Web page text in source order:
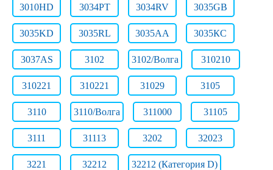
3010HD 3034PT 3034RV 3035GB
3035KD 3035RL 3035АА 3035КС
3037AS 3102 3102/Волга 310210
310221 310221 31029 3105
3110 3110/Волга 311000 31105
3111 31113 3202 32023
3221 32212 32212 (Категория D)